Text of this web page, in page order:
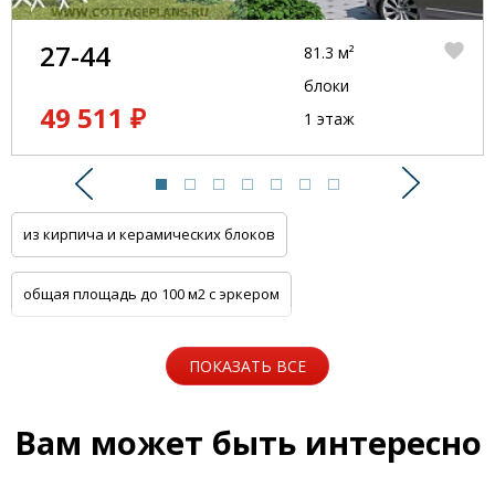
Предыдущий
27-44
49 511 ₽
81.3 м²
блоки
1 этаж
из кирпича и керамических блоков
общая площадь до 100 м2 с эркером
общая площадь до 100 м2 с цоколем
ПОКАЗАТЬ ВСЕ
Вам может быть интересно